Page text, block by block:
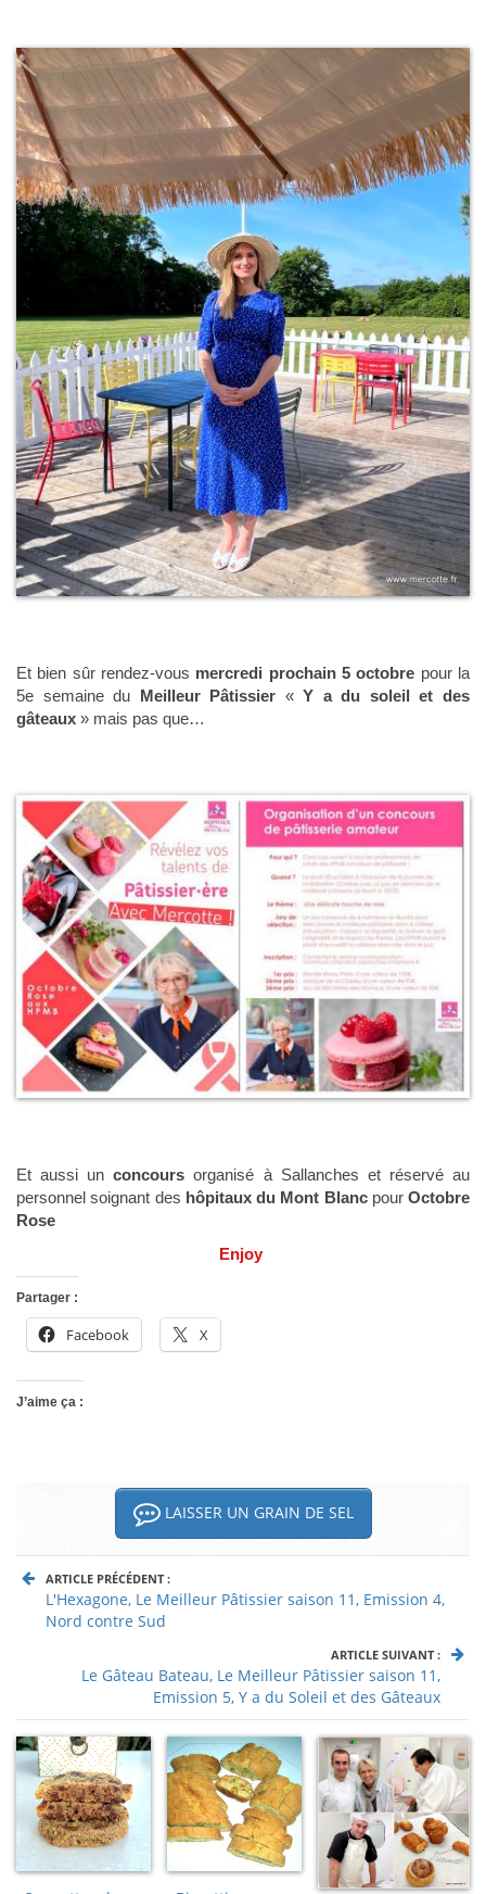
Et bien sûr rendez-vous mercredi prochain 5 octobre pour la
5e semaine du Meilleur Pâtissier «Y a du soleil et des
gâteaux » mais pas que…
Et aussi unconcours organisé à Sallanches et réservé au
personnel soignant des hôpitaux du Mont Blancpour Octobre
Rose
Enjoy
Partager :
Facebook X
J’aime ça :
LAISSER UN GRAIN DE SEL
ARTICLE PRÉCÉDENT :
L'Hexagone, Le Meilleur Pâtissier saison 11, Emission 4,
Nord contre Sud
ARTICLE SUIVANT :
Le Gâteau Bateau, Le Meilleur Pâtissier saison 11,
Emission 5, Y a du Soleil et des Gâteaux